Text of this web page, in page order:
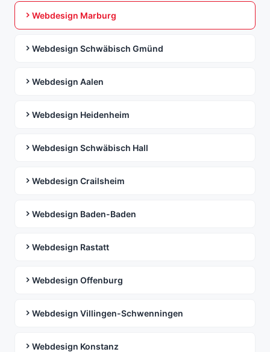
Webdesign Marburg
Webdesign Schwäbisch Gmünd
Webdesign Aalen
Webdesign Heidenheim
Webdesign Schwäbisch Hall
Webdesign Crailsheim
Webdesign Baden-Baden
Webdesign Rastatt
Webdesign Offenburg
Webdesign Villingen-Schwenningen
Webdesign Konstanz